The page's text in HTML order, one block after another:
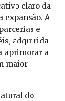
claro da
expansão. A
e
adquirida
aprimorar a
maior
do